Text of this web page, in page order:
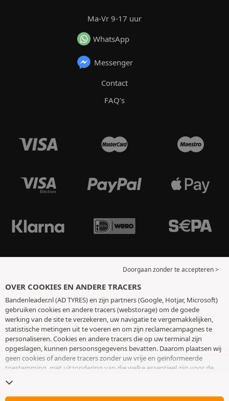
Ma-Vr 9-17 uur
WhatsApp
Messenger
Contact
FAQ’s
Doorgaan zonder te accepteren >
OVER COOKIES EN ANDERE TRACERS
Bandenleader.nl (AD TYRES) en zijn partners (Google, Hotjar, Microsoft)
gebruiken cookies en andere tracers (webstorage) om de goede
werking van de site te verzekeren, uw navigatie te vergemakkelijken,
statistische metingen uit te voeren en om zijn reclamecampagnes te
personaliseren. Cookies en andere tracers die op uw terminal zijn
opgeslagen, kunnen persoonsgegevens bevatten. Daarom plaatsen wij
geen cookies of andere tracers zonder uw vrije en geïnformeerde
toestemming, met uitzondering van die welke essentieel zijn voor de
toestemming op elk moment intrekken door naar de pagina over
cookies en andere tracerste gaan. U kunt ervoor kiezen om verder te